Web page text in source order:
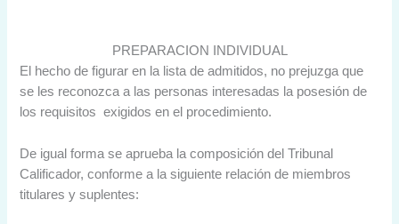
PREPARACION INDIVIDUAL
El hecho de figurar en la lista de admitidos, no prejuzga que
se les reconozca a las personas interesadas la posesión de
los requisitos exigidos en el procedimiento.
De igual forma se aprueba la composición del Tribunal
Calificador, conforme a la siguiente relación de miembros
titulares y suplentes: